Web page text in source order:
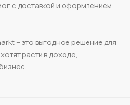
с доставкой и оформлением
– это выгодное решение для
расти в доходе,